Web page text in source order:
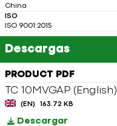
China
ISO
ISO 9001:2015
Descargas
PRODUCT PDF
TC 10MVGAP (English)
(EN) 163.72 KB
Descargar